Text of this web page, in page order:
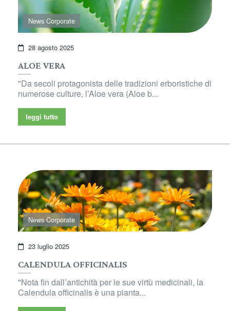
News Corporate
28 agosto 2025
ALOE VERA
"Da secoli protagonista delle tradizioni erboristiche di
numerose culture, l’Aloe vera (Aloe b...
leggi tutto
News Corporate
23 luglio 2025
CALENDULA OFFICINALIS
"Nota fin dall’antichità per le sue virtù medicinali, la
Calendula officinalis è una pianta...